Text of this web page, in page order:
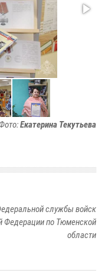
Фото:Екатерина Текутьева
службы войск
Федерации по Тюменской
области